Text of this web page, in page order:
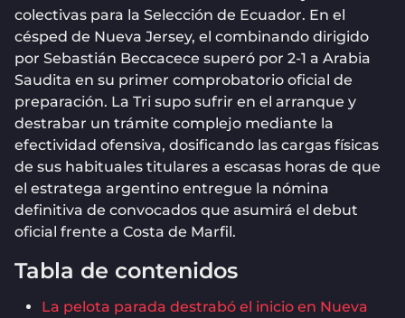
colectivas para la Selección de Ecuador. En el
césped de Nueva Jersey, el combinando dirigido
por Sebastián Beccacece superó por 2-1 a Arabia
Saudita en su primer comprobatorio oficial de
preparación. La Tri supo sufrir en el arranque y
destrabar un trámite complejo mediante la
efectividad ofensiva, dosificando las cargas físicas
de sus habituales titulares a escasas horas de que
el estratega argentino entregue la nómina
definitiva de convocados que asumirá el debut
oficial frente a Costa de Marfil.
Tabla de contenidos
La pelota parada destrabó el inicio en Nueva